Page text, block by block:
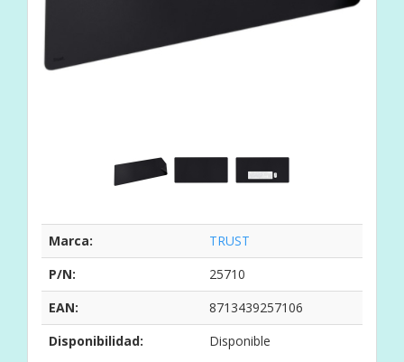
Marca:
TRUST
P/N:
25710
EAN:
8713439257106
Disponibilidad:
Disponible